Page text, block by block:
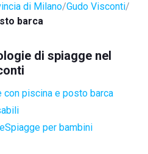
di Milano Gudo Visconti
barca
di spiagge nel
con piscina e posto barca
Spiagge per bambini